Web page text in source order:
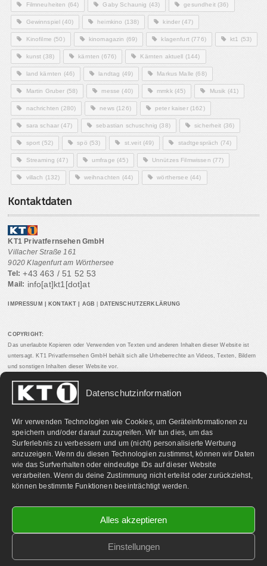
Datenschutzinformation
Wir verwenden Technologien wie Cookies, um Geräteinformationen zu
speichern und/oder darauf zuzugreifen. Wir tun dies, um das
Surferlebnis zu verbessern und um (nicht) personalisierte Werbung
anzuzeigen. Wenn du diesen Technologien zustimmst, können wir Daten
wie das Surfverhalten oder eindeutige IDs auf dieser Website
verarbeiten. Wenn du deine Zustimmung nicht erteilst oder zurückziehst,
können bestimmte Funktionen beeinträchtigt werden.
Alles akzeptieren
Einstellungen
Filmneuheiten (64) Gaby Schaunig (43) gesundheit(36)
Gewinnspiel (40) heimkino (138) kinder (47)
Kinofilme (50) kinomagazin (69) klagenfurt(776) kt1 (53)
kunst (38) kärnten (676) Kärnten aktuell (144)
land kärnten (46) landtag (49) Markus Malle (68)
Martin Gruber (58) messe (40) mmkk(45) Musik (41)
nachrichten (280) news(126) peter kaiser(162)
sara schaar (47) sebastian schuschnig (38) sicherheit (36)
sport (52) spö (53) st.veit(49) stadtgespräch (74)
Streaming (47) umfrage (45) Unnützes Filmwissen (77)
villach (132) weihnachten (44) wörthersee (44)
Kontaktdaten
KT1 Privatfernsehen GmbH
Villacher Straße 161
9020 Klagenfurt am Wörthersee
Tel: +43 463 / 51 52 53
Mail: info[at]kt1[dot]at
IMPRESSUM KONTAKT AGB DATENSCHUTZERKLÄRUNG
COPYRIGHT:
Das unerlaubte Kopieren oder Verwenden von Texten und anderen Inhalten dieser Website ist
untersagt. KT1 Privatfernsehen GmbH behält sich alle Urheberrechte an Videos, Texten, Bildern
und sonstigen Inhalten dieser Website vor.
PARTNERLINKS:
2026 KT1 Privatfernsehen - Alle Rechte vorbehalten.